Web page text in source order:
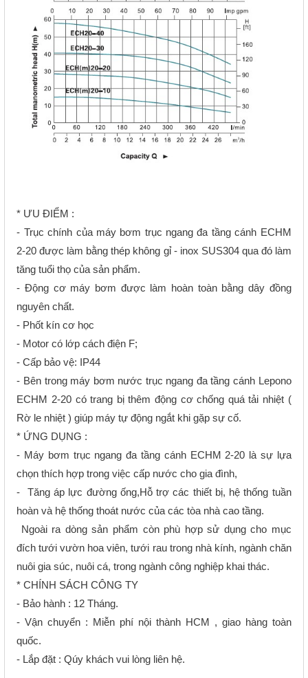
* ƯU ĐIỂM :
- Trục chính của máy bơm trục ngang đa tầng cánh ECHM
2-20 được làm bằng thép không gỉ - inox SUS304 qua đó làm
tăng tuổi thọ của sản phẩm.
- Động cơ máy bơm được làm hoàn toàn bằng dây đồng
nguyên chất.
- Phốt kín cơ học
- Motor có lớp cách điện F;
- Cấp bảo vệ: IP44
- Bên trong máy bơm nước trục ngang đa tầng cánh Lepono
ECHM 2-20 có trang bị thêm động cơ chống quá tải nhiệt (
Rờ le nhiệt ) giúp máy tự động ngắt khi gặp sự cố.
* ỨNG DỤNG :
- Máy bơm trục ngang đa tầng cánh ECHM 2-20 là sự lựa
chọn thích hợp trong việc cấp nước cho gia đình,
- Tăng áp lực đường ống,Hỗ trợ các thiết bị, hệ thống tuần
hoàn và hệ thống thoát nước của các tòa nhà cao tầng.
Ngoài ra dòng sản phẩm còn phù hợp sử dụng cho mục
đích tưới vườn hoa viên, tưới rau trong nhà kính, ngành chăn
nuôi gia súc, nuôi cá, trong ngành công nghiệp khai thác.
* CHÍNH SÁCH CÔNG TY
- Bảo hành : 12 Tháng.
- Vận chuyển : Miễn phí nội thành HCM , giao hàng toàn
quốc.
- Lắp đặt : Qúy khách vui lòng liên hệ.